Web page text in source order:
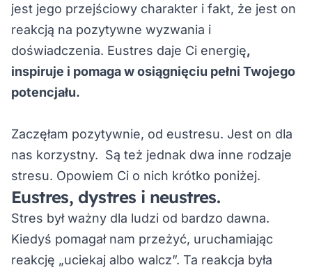
jest jego przejściowy charakter i fakt, że jest on
reakcją na pozytywne wyzwania i
doświadczenia. Eustres daje Ci energię,
inspiruje i pomaga w osiągnięciu pełni Twojego
potencjału.
Zaczęłam pozytywnie, od eustresu. Jest on dla
nas korzystny. Są też jednak dwa inne rodzaje
stresu. Opowiem Ci o nich krótko poniżej.
Eustres, dystres i neustres.
Stres był ważny dla ludzi od bardzo dawna.
Kiedyś pomagał nam przeżyć, uruchamiając
reakcję „uciekaj albo walcz”. Ta reakcja była